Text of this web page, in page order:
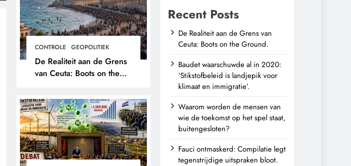
CONTROLE GEOPOLITIEK
De Realiteit aan de Grens
van Ceuta: Boots on the
Recent Posts
De Realiteit aan de Grens van
Ceuta: Boots on the Ground.
Baudet waarschuwde al in 2020:
‘Stikstofbeleid is landjepik voor
klimaat en immigratie’.
Waarom worden de mensen van
wie de toekomst op het spel staat,
buitengesloten?
Fauci ontmaskerd: Compilatie legt
tegenstrijdige uitspraken bloot.